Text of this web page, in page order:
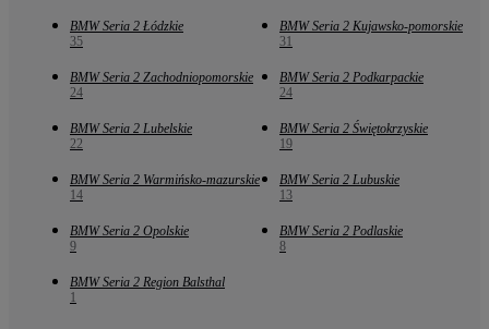
BMW Seria 2 Łódzkie
35
BMW Seria 2 Kujawsko-pomorskie
31
BMW Seria 2 Zachodniopomorskie
24
BMW Seria 2 Podkarpackie
24
BMW Seria 2 Lubelskie
22
BMW Seria 2 Świętokrzyskie
19
BMW Seria 2 Warmińsko-mazurskie
14
BMW Seria 2 Lubuskie
13
BMW Seria 2 Opolskie
9
BMW Seria 2 Podlaskie
8
BMW Seria 2 Region Balsthal
1